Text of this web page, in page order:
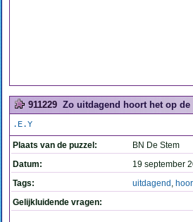
911229 Zo uitdagend hoort het op
.E.Y
Plaats van de puzzel:
BN De Stem
Datum:
19 september
Tags:
uitdagend ,
Gelijkluidende vragen: